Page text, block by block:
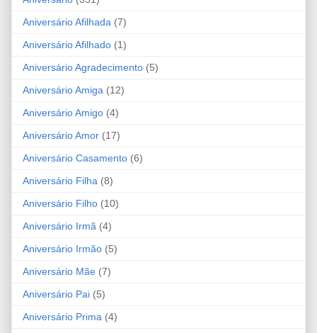
Aniversário Afilhada (7)
Aniversário Afilhado (1)
Aniversário Agradecimento (5)
Aniversário Amiga (12)
Aniversário Amigo (4)
Aniversário Amor (17)
Aniversário Casamento (6)
Aniversário Filha (8)
Aniversário Filho (10)
Aniversário Irmã (4)
Aniversário Irmão (5)
Aniversário Mãe (7)
Aniversário Pai (5)
Aniversário Prima (4)